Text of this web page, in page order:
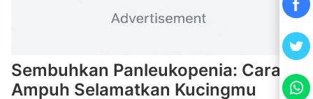
Sembuhkan Panleukopenia: Cara
Ampuh Selamatkan Kucingmu